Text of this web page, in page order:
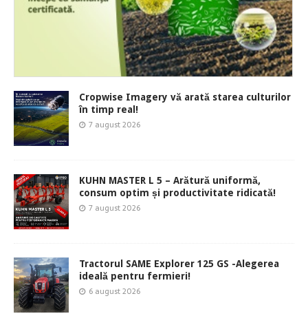
Cropwise Imagery vă arată starea culturilor
în timp real!
7 august 2026
KUHN MASTER L 5 – Arătură uniformă,
consum optim și productivitate ridicată!
7 august 2026
Tractorul SAME Explorer 125 GS -Alegerea
ideală pentru fermieri!
6 august 2026